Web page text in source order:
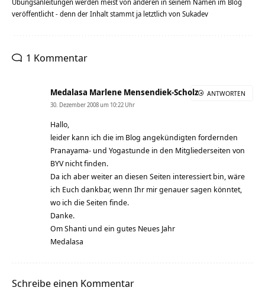
Übungsanleitungen werden meist von anderen in seinem Namen im Blog
veröffentlicht - denn der Inhalt stammt ja letztlich von Sukadev
1 Kommentar
Medalasa Marlene Mensendiek-Scholz
30. Dezember 2008 um 10:22 Uhr
Hallo,
leider kann ich die im Blog angekündigten fordernden
Pranayama- und Yogastunde in den Mitgliederseiten von
BYV nicht finden.
Da ich aber weiter an diesen Seiten interessiert bin, wäre
ich Euch dankbar, wenn Ihr mir genauer sagen könntet,
wo ich die Seiten finde.
Danke.
Om Shanti und ein gutes Neues Jahr
Medalasa
ANTWORTEN
Schreibe einen Kommentar